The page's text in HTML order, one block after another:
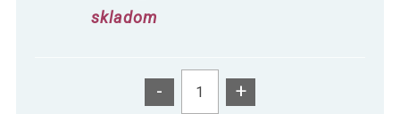
skladom
- +